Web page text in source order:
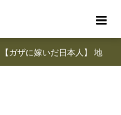
【ガザに嫁いだ日本人】 地